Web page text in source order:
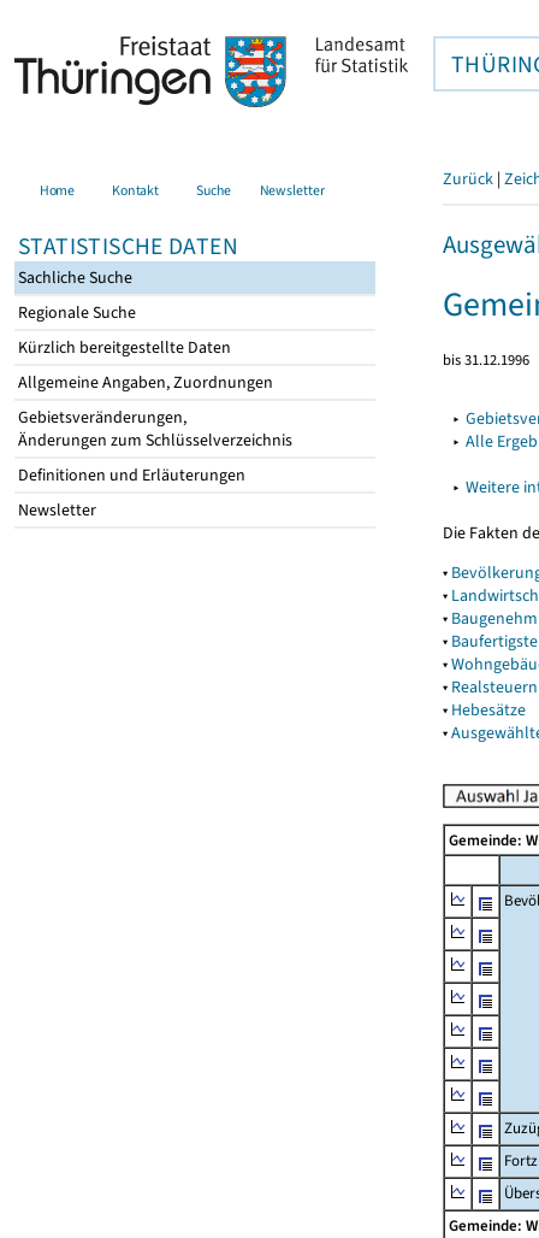
Home Kontakt Suche Newsletter
STATISTISCHE DATEN
Sachliche Suche
Regionale Suche
Kürzlich bereitgestellte Daten
Allgemeine Angaben, Zuordnungen
Gebietsveränderungen,
Änderungen zum Schlüsselverzeichnis
Definitionen und Erläuterungen
Newsletter
Zurück |
bis 31.12.1996
▸
▸ Alle
▸ Weitere
Die Fakten
▾
▾
▾
▾
▾
▾ Realsteuern
▾ Hebesätze
▾
Gemeinde:
Gemeinde: